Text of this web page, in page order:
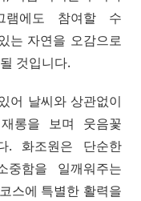
램에도 참여할 수
는 자연을 오감으로
것입니다.
어 날씨와 상관없이
롱을 보며 웃음꽃
. 화조원은 단순한
함을 일깨워주는
스에 특별한 활력을